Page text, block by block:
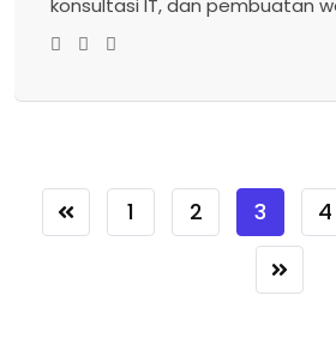
konsultasi IT, dan pembuatan
1 2 3 4